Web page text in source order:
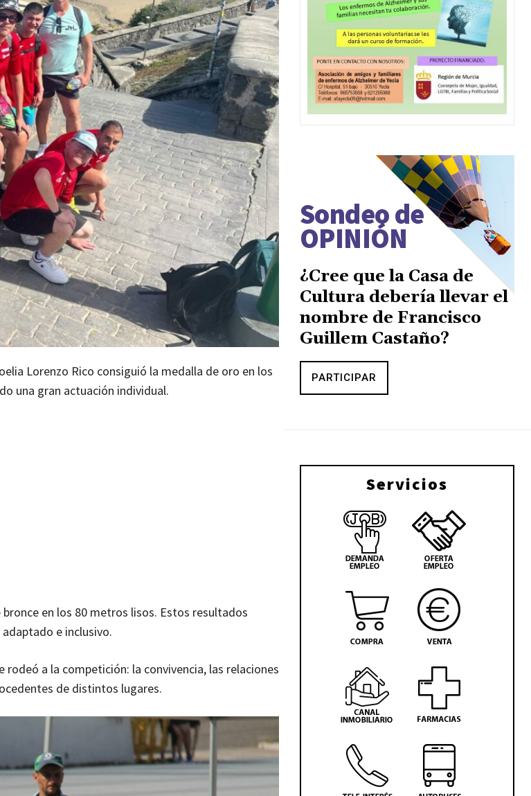
Lorenzo Rico consiguió la medalla de oro en los
una gran actuación individual.
en los 80 metros lisos. Estos resultados
e inclusivo.
a la competición: la convivencia, las relaciones
de distintos lugares.
Sondeo de
OPINIÓN
¿Cree que la Casa de
Cultura debería llevar el
nombre de Francisco
Guillem Castaño?
PARTICIPAR
Servicios